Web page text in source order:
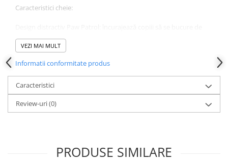
Caracteristici cheie:
periaj. Peri moi, rotativi: delicat cu gingiile, în timp ce curăță
eficient dinții.
Temporizator încorporat: îi ajută pe copii să se perieze timp de
două minute.
Alimentat cu baterie și fără fir: ușor de utilizat și ușor de călătorie.
Mâner ergonomic: Conceput pentru mâinile mici pentru a ține
VEZI MAI MULT
Informatii conformitate produs
Caracteristici
Review-uri(0)
PRODUSE SIMILARE